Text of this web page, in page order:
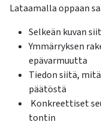
Lataamalla oppaan
Selkeän kuvan
Ymmärryksen
epävarmuutta
Tiedon siitä,
päätöstä
Konkreettiset
tontin